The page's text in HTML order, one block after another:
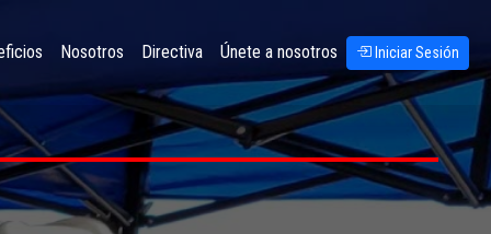
Nosotros Directiva Únete a nosotros Iniciar Sesión